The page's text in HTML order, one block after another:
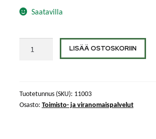
Saatavilla
LISÄÄ OSTOSKORIIN
Tuotetunnus (SKU): 11003
Osasto: Toimisto- ja viranomaispalvelut